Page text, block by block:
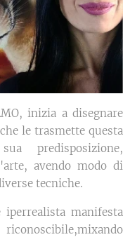
inizia a disegnare
le trasmette questa
predisposizione,
avendo modo di
tecniche.
manifesta